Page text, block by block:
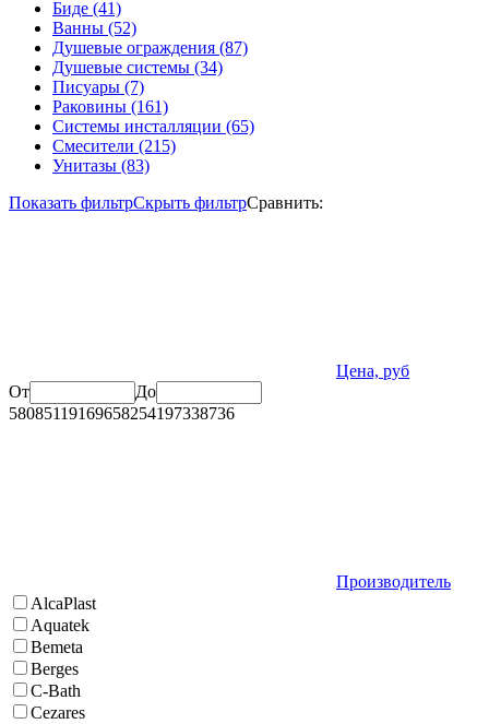
Биде (41)
Ванны (52)
Душевые ограждения (87)
Душевые системы (34)
Писуары (7)
Раковины (161)
Системы инсталляции (65)
Смесители (215)
Унитазы (83)
Показать фильтрСкрыть фильтрСравнить:
Цена, руб
От
До
58085119169658254197338736
Производитель
AlcaPlast
Aquatek
Bemeta
Berges
C-Bath
Cezares